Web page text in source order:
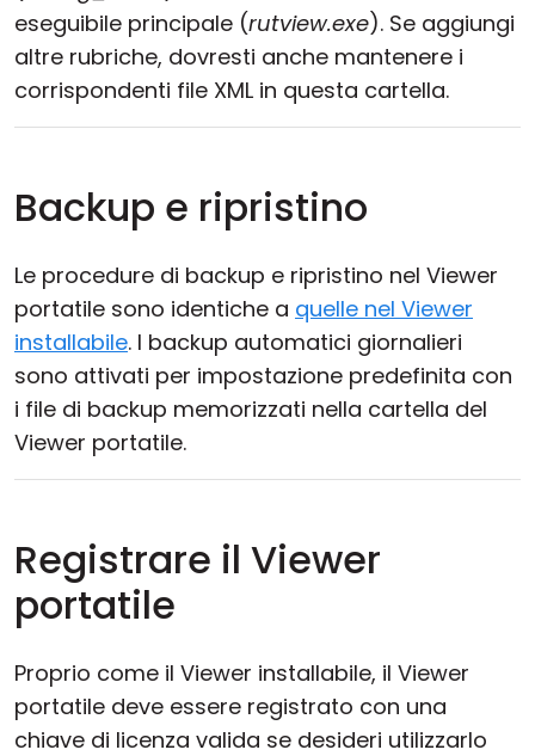
eseguibile principale (rutview.exe). Se aggiungi
altre rubriche, dovresti anche mantenere i
corrispondenti file XML in questa cartella.
Backup e ripristino
Le procedure di backup e ripristino nel Viewer
portatile sono identiche a quelle nel Viewer
installabile. I backup automatici giornalieri
sono attivati per impostazione predefinita con
i file di backup memorizzati nella cartella del
Viewer portatile.
Registrare il Viewer
portatile
Proprio come il Viewer installabile, il Viewer
portatile deve essere registrato con una
chiave di licenza valida se desideri utilizzarlo